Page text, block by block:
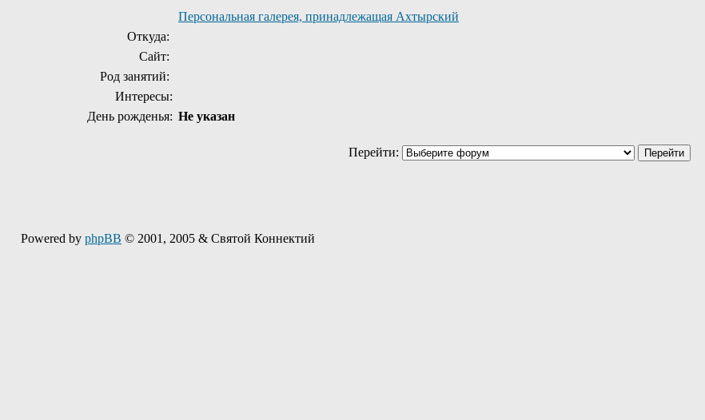
Персональная галерея, принадлежащая Ахтырский
Откуда:
Сайт:
Род занятий:
Интересы:
День рожденья: Не указан
Перейти:
Powered by phpBB © 2001, 2005 & Святой Коннектий